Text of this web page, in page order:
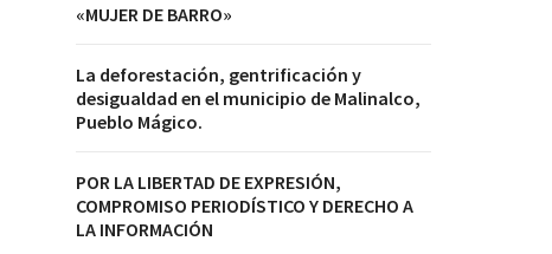
«MUJER DE BARRO»
La deforestación, gentrificación y
desigualdad en el municipio de Malinalco,
Pueblo Mágico.
POR LA LIBERTAD DE EXPRESIÓN,
COMPROMISO PERIODÍSTICO Y DERECHO A
LA INFORMACIÓN